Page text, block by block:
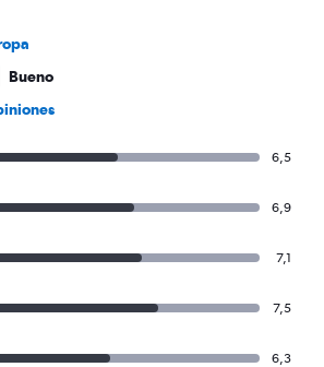
Bueno
6,5
6,9
7,1
7,5
6,3